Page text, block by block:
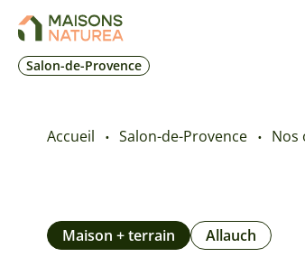
Salon-de-Provence
Accueil Salon-de-Provence Nos
Maison + terrain Allauch